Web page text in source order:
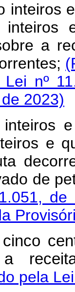
inteiros
a
Lei nº
2023)
e
de
de
a
pela